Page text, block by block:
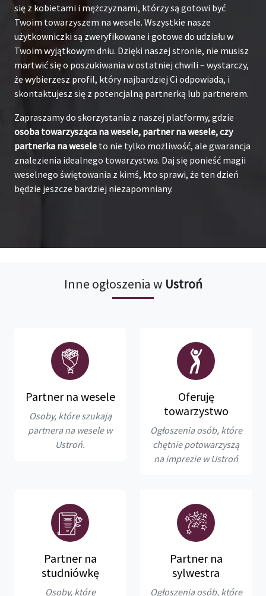
się z kobietami i mężczyznami, którzy są gotowi być
Twoim towarzyszem na wesele. Wszystkie nasze
użytkowniczki są zweryfikowane i gotowe do udziału w
Twoim wyjątkowym dniu. Dzięki naszej stronie, nie musisz
martwić się o poszukiwania w ostatniej chwili – wystarczy,
że wybierzesz profil, który najbardziej Ci odpowiada, i
skontaktujesz się z potencjalną partnerką lub partnerem.
Zapraszamy do skorzystania z naszej platformy, gdzie
osoba towarzysząca na wesele, partner na wesele, czy
partnerka na wesele to nie tylko możliwość, ale gwarancja
znalezienia idealnego towarzystwa. Daj się ponieść magii
weselnego świętowania z kimś, kto sprawi, że ten dzień
będzie jeszcze bardziej niezapomniany.
Inne ogłoszenia w Ustroń
Partner na wesele
Osoby, które szukają
partnera na wesele w
Ustroń.
Oferuję
towarzystwo
Ogłoszenia osób, które
chętnie potowarzyszą
na imprezie w Ustroń
Partner na
studniówkę
Osoby, które
Partner na
sylwestra
Ogłoszenia osób, które